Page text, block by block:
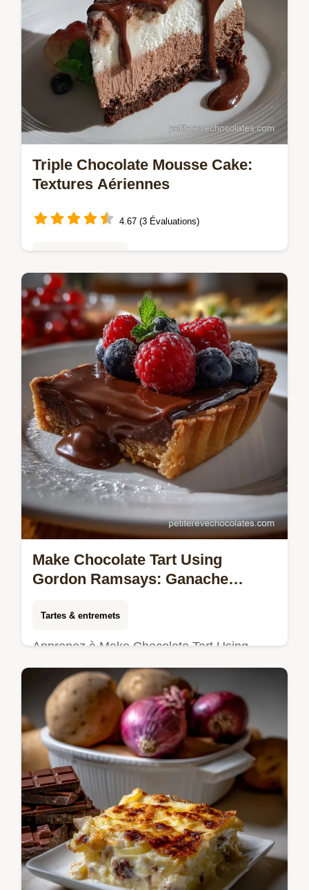
Triple Chocolate Mousse Cake:
Textures Aériennes
4.67 (3 Évaluations)
Découvrez la recette du Triple Chocolate
Mousse Cake, un Dessert Chocolat
Gourmand sophistiqué sans cuisson. Un
délice aérien !
Make Chocolate Tart Using
Gordon Ramsays: Ganache
Tartes & entremets
Apprenez à Make Chocolate Tart Using
Gordon Ramsays avec une pâte
croustillante. Un dessert restaurant chocolat
facile, digne d'un chef.